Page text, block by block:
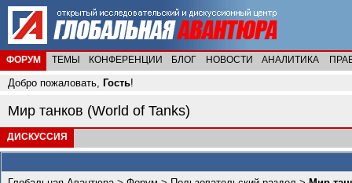
ФОРУМ ТЕМЫ КОНФЕРЕНЦИИ БЛОГ НОВОСТИ АНАЛИТИКА
Добро пожаловать, Гость!
Мир танков (World of Tanks)
ДИСКУССИЯ